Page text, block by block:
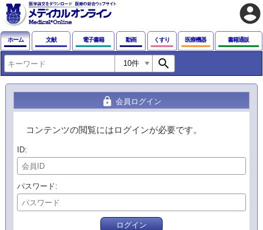
account_circle
ホーム 文献 電子書籍 動画 くすり 医療機器 書籍通販
search
lock 会員ログイン
コンテンツの閲覧にはログインが必要です。
ID
パスワード
ログイン